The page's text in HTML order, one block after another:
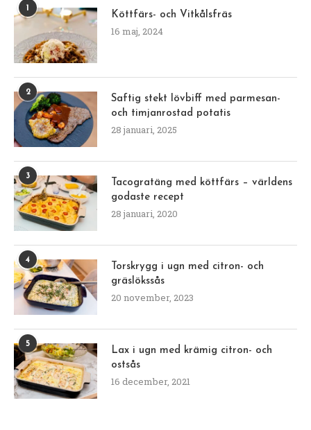
1
Köttfärs- och Vitkålsfräs
16 maj, 2024
2
Saftig stekt lövbiff med parmesan-
och timjanrostad potatis
28 januari, 2025
3
Tacogratäng med köttfärs – världens
godaste recept
28 januari, 2020
4
Torskrygg i ugn med citron- och
gräslökssås
20 november, 2023
5
Lax i ugn med krämig citron- och
ostsås
16 december, 2021